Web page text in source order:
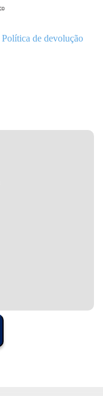
Política de devolução